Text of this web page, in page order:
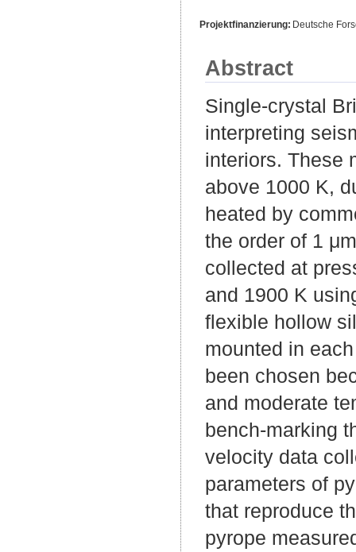
Projektfinanzierung: Deutsche
Abstract
Single-crystal
interpreting
interiors. These
above 1000 K,
heated by
the order of 1
collected at
and 1900 K
flexible hollow
mounted in
been chosen
and moderate
bench-marking
velocity data
parameters of
that reproduce
pyrope